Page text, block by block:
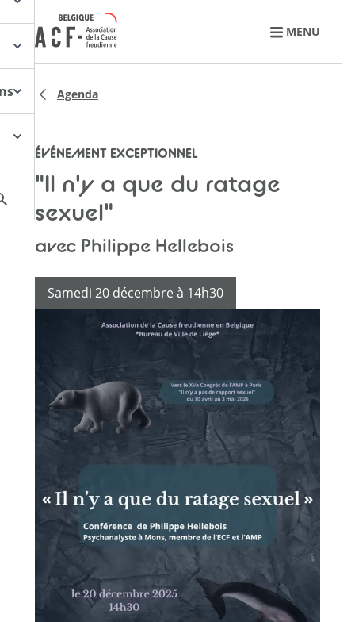
Retourner à l'accueil
MENU
Agenda
ÉVÉNEMENT EXCEPTIONNEL
"Il n'y a que du ratage
sexuel"
avec Philippe Hellebois
Samedi 20 décembre à 14h30